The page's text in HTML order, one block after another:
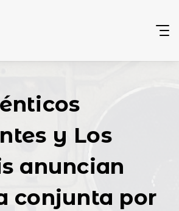
y Los
anuncian
conjunta por